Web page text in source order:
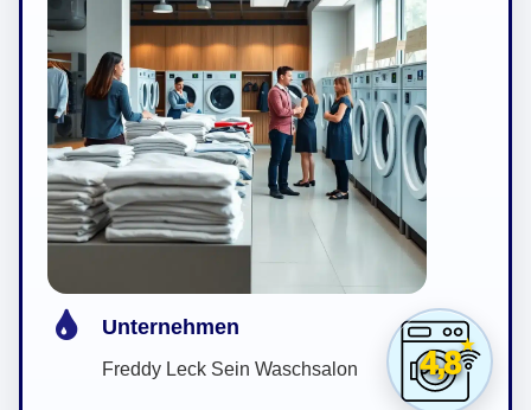
4,8
Unternehmen
Freddy Leck Sein Waschsalon